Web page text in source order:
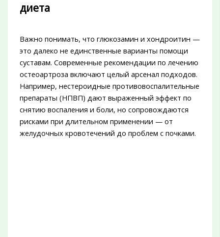
диета
Важно понимать, что глюкозамин и хондроитин —
это далеко не единственные варианты помощи
суставам. Современные рекомендации по лечению
остеоартроза включают целый арсенал подходов.
Например, нестероидные противовоспалительные
препараты (НПВП) дают выраженный эффект по
снятию воспаления и боли, но сопровождаются
рисками при длительном применении — от
желудочных кровотечений до проблем с почками.